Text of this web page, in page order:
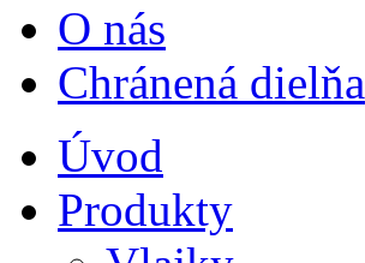
O nás
Chránená dielňa
Úvod
Produkty